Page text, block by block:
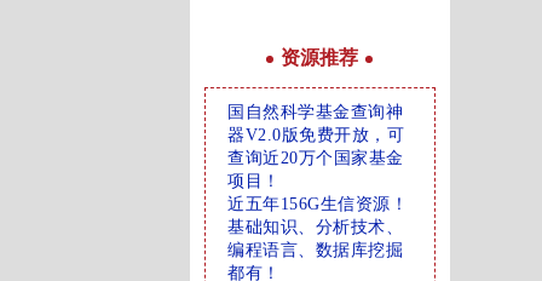
资源推荐
国自然科学基金查询神
器V2.0版免费开放，可
查询近20万个国家基金
项目！
近五年156G生信资源！
基础知识、分析技术、
编程语言、数据库挖掘
都有！